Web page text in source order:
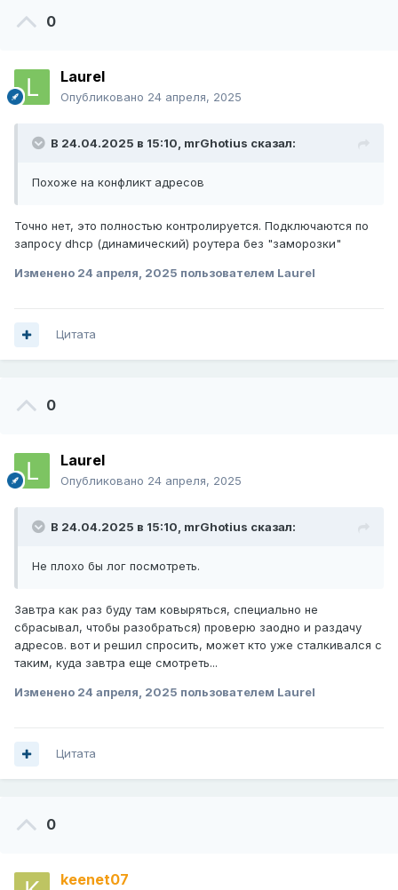
0
Laurel
Опубликовано 24 апреля, 2025
В 24.04.2025 в 15:10, mrGhotius сказал:
Похоже на конфликт адресов
Точно нет, это полностью контролируется. Подключаются по
запросу dhcp (динамический) роутера без "заморозки"
Изменено 24 апреля, 2025 пользователем Laurel
Цитата
0
Laurel
Опубликовано 24 апреля, 2025
В 24.04.2025 в 15:10, mrGhotius сказал:
Не плохо бы лог посмотреть.
Завтра как раз буду там ковыряться, специально не
сбрасывал, чтобы разобраться) проверю заодно и раздачу
адресов. вот и решил спросить, может кто уже сталкивался с
таким, куда завтра еще смотреть...
Изменено 24 апреля, 2025 пользователем Laurel
Цитата
0
keenet07